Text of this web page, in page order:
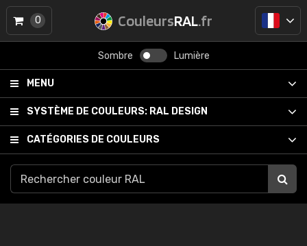
CouleursRAL.fr
Sombre Lumière
MENU
SYSTÈME DE COULEURS: RAL DESIGN
CATÉGORIES DE COULEURS
0